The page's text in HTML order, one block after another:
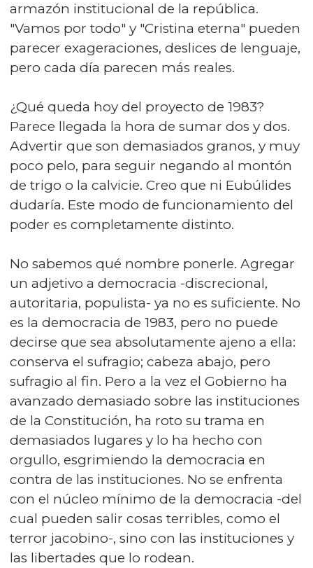
armazón institucional de la república.
"Vamos por todo" y "Cristina eterna" pueden
parecer exageraciones, deslices de lenguaje,
pero cada día parecen más reales.
¿Qué queda hoy del proyecto de 1983?
Parece llegada la hora de sumar dos y dos.
Advertir que son demasiados granos, y muy
poco pelo, para seguir negando al montón
de trigo o la calvicie. Creo que ni Eubúlides
dudaría. Este modo de funcionamiento del
poder es completamente distinto.
No sabemos qué nombre ponerle. Agregar
un adjetivo a democracia -discrecional,
autoritaria, populista- ya no es suficiente. No
es la democracia de 1983, pero no puede
decirse que sea absolutamente ajeno a ella:
conserva el sufragio; cabeza abajo, pero
sufragio al fin. Pero a la vez el Gobierno ha
avanzado demasiado sobre las instituciones
de la Constitución, ha roto su trama en
demasiados lugares y lo ha hecho con
orgullo, esgrimiendo la democracia en
contra de las instituciones. No se enfrenta
con el núcleo mínimo de la democracia -del
cual pueden salir cosas terribles, como el
terror jacobino-, sino con las instituciones y
las libertades que lo rodean.